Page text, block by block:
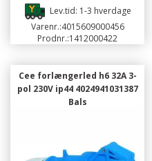
Lev.tid: 1-3 hverdage
Varenr.:4015609000456
Prodnr.:1412000422
Cee forlængerled h6 32A 3-
pol 230V ip44 4024941031387
Bals